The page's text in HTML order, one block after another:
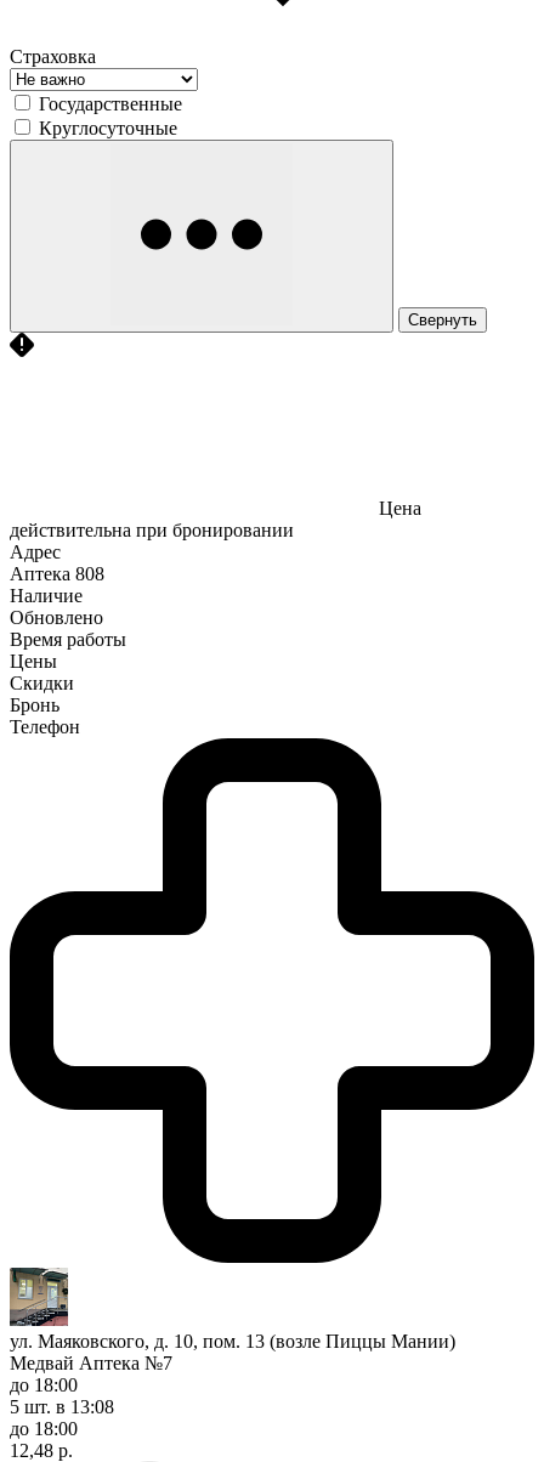
Страховка
Государственные
Круглосуточные
Свернуть
Цена
действительна при бронировании
Адрес
Аптека 808
Наличие
Обновлено
Время работы
Цены
Скидки
Бронь
Телефон
ул. Маяковского, д. 10, пом. 13 (возле Пиццы Мании)
Медвай Аптека №7
до 18:00
5 шт. в 13:08
до 18:00
12,48 р.